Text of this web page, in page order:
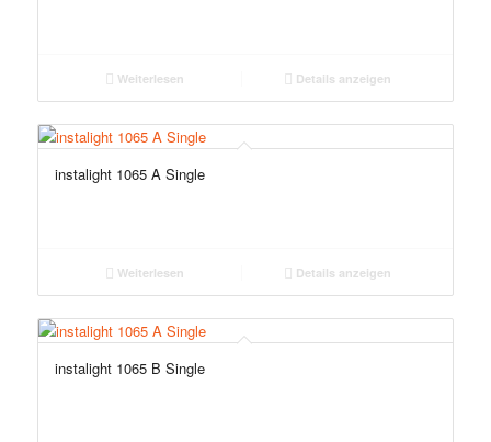
Weiterlesen Details anzeigen
instalight 1065 A Single
Weiterlesen Details anzeigen
instalight 1065 B Single